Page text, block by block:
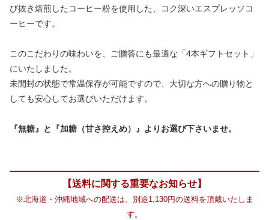
び抜き焙煎したコーヒー粉を使用した、コク深いエスプレッソコ
ーヒーです。
このこだわりの味わいを、ご贈答にも最適な「4本ギフトセット」
にいたしました。
未開封の状態で常温保存が可能ですので、大切な方への贈り物と
しても安心してお選びいただけます。
『無糖』と『加糖（甘さ控えめ）』よりお選び下さいませ。
【送料に関する重要なお知らせ】
※北海道・沖縄地域への配送は、別途1,130円の送料を頂戴いたしま
す。